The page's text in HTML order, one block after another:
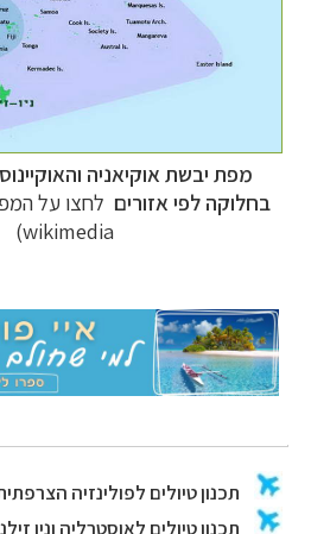
מפת יבשת אוקיאניה
בחלוקה לפי אזורים לחצו על
wikimedia)
תכנון טיולים לפולינזיה
לאוסטרליה
תכנוןטיולים לדרום ומרכז